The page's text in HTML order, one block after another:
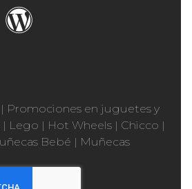
| Promociones en juguetes y
| Lego | Hot Wheels | Chicco |
Bebé | Muñecas